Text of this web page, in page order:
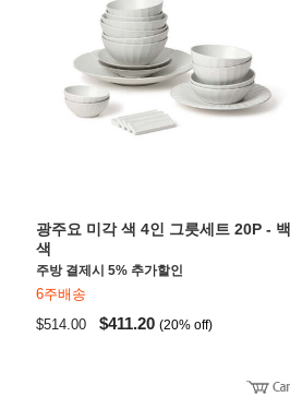
광주요 미각 색 4인 그릇세트 20P - 백
색
주방 결제시 5% 추가할인
6주배송
$514.00 $411.20 (20% off)